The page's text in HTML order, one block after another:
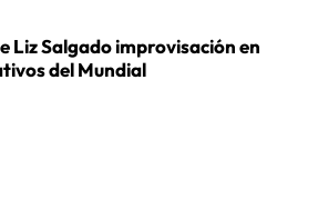
Liz Salgado improvisación en
del Mundial